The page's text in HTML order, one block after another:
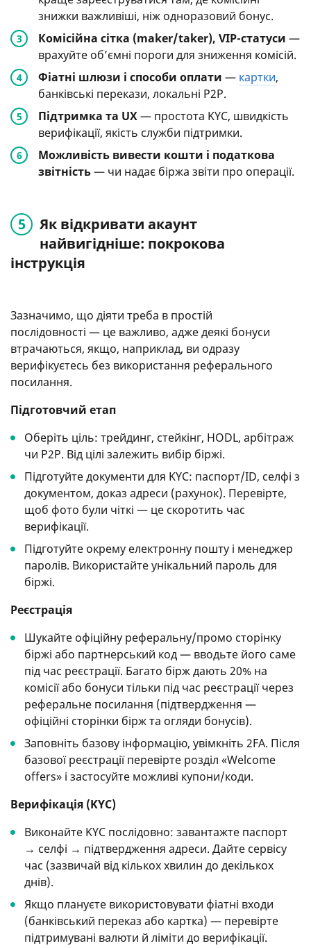
знижки важливіші, ніж одноразовий бонус.
Комісійна сітка (maker/taker), VIP-статуси —
врахуйте об’ємні пороги для зниження комісій.
Фіатні шлюзи і способи оплати — картки,
банківські перекази, локальні P2P.
Підтримка та UX— простота KYC, швидкість
верифікації, якість служби підтримки.
Можливість вивести кошти і податкова
звітність— чи надає біржа звіти про операції.
Як відкривати акаунт
найвигідніше: покрокова
інструкція
Зазначимо, що діяти треба в простій
послідовності — це важливо, адже деякі бонуси
втрачаються, якщо, наприклад, ви одразу
верифікуєтесь без використання реферального
посилання.
Підготовчий етап
Оберіть ціль: трейдинг, стейкінг, HODL, арбітраж
чи P2P. Від цілі залежить вибір біржі.
Підготуйте документи для KYC: паспорт/ID, селфі з
документом, доказ адреси (рахунок). Перевірте,
щоб фото були чіткі — це скоротить час
верифікації.
Підготуйте окрему електронну пошту і менеджер
паролів. Використайте унікальний пароль для
біржі.
Реєстрація
Шукайте офіційну реферальну/промо сторінку
біржі або партнерський код — вводьте його саме
під час реєстрації. Багато бірж дають 20% на
комісії або бонуси тільки під час реєстрації через
реферальне посилання (підтвердження —
офіційні сторінки бірж та огляди бонусів).
Заповніть базову інформацію, увімкніть 2FA. Після
базової реєстрації перевірте розділ «Welcome
offers» і застосуйте можливі купони/коди.
Верифікація (KYC)
Виконайте KYC послідовно: завантажте паспорт
→ селфі → підтвердження адреси. Дайте сервісу
час (зазвичай від кількох хвилин до декількох
днів).
Якщо плануєте використовувати фіатні входи
(банківський переказ або картка) — перевірте
підтримувані валюти й ліміти до верифікації.